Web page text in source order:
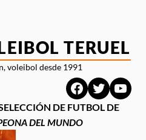
TERUEL
voleibol desde 1991
Facebook
Twitter
DE FUTBOL DE
DEL MUNDO